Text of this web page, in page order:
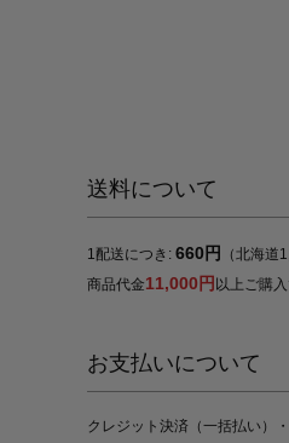
送料について
1配送につき: 660円
（北海道
商品代金11,000円 以上ご購
お支払いについて
クレジット決済（一括払い）